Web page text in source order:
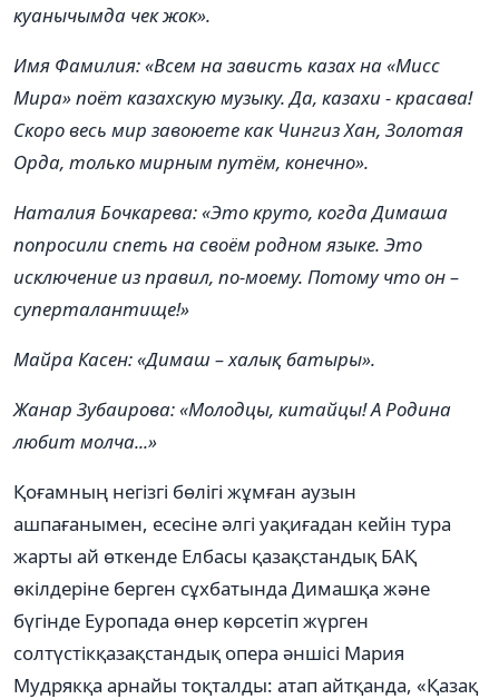
куанычымда чек жок».
Имя Фамилия: «Всем на зависть казах на «Мисс
Мира» поёт казахскую музыку. Да, казахи - красава!
Скоро весь мир завоюете как Чингиз Хан, Золотая
Орда, только мирным путём, конечно».
Наталия Бочкарева: «Это круто, когда Димаша
попросили спеть на своём родном языке. Это
исключение из правил, по-моему. Потому что он –
суперталантище!»
Майра Касен: «Димаш – халық батыры».
Жанар Зубаирова: «Молодцы, китайцы! А Родина
любит молча...»
Қоғамның негізгі бөлігі жұмған аузын
ашпағанымен, есесіне әлгі уақиғадан кейін тура
жарты ай өткенде Елбасы қазақстандық БАҚ
өкілдеріне берген сұхбатында Димашқа және
бүгінде Еуропада өнер көрсетіп жүрген
солтүстікқазақстандық опера әншісі Мария
Мудрякқа арнайы тоқталды: атап айтқанда, «Қазақ